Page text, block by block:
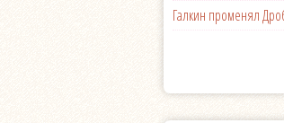
Галкин променял